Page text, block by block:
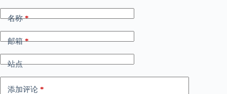
名称*
邮箱*
站点
添加评论 *